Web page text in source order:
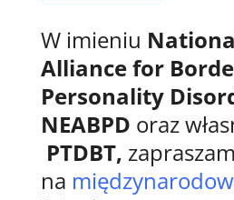
W imieniu
Alliance for
Personality
NEABPD oraz
PTDBT,
na